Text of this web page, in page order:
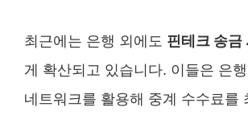
최근에는 은행 외에도 핀테크 송금
게 확산되고 있습니다. 이들은 은
네트워크를 활용해 중계 수수료를